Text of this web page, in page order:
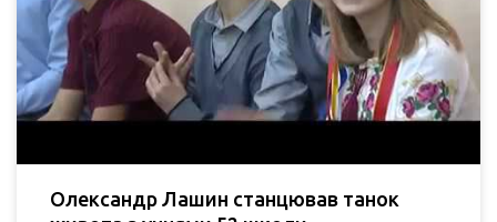
Олександр Лашин станцював танок